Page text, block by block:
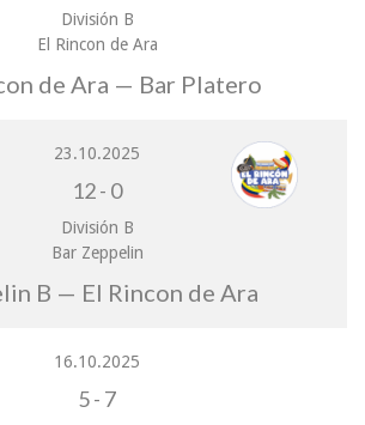
División B
El Rincon de Ara
de Ara — Bar Platero
23.10.2025
12- 0
División B
Bar Zeppelin
B — El Rincon de Ara
16.10.2025
5- 7